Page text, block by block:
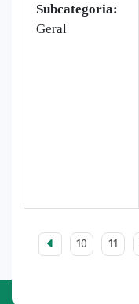
Subcategoria:
Geral
10 11